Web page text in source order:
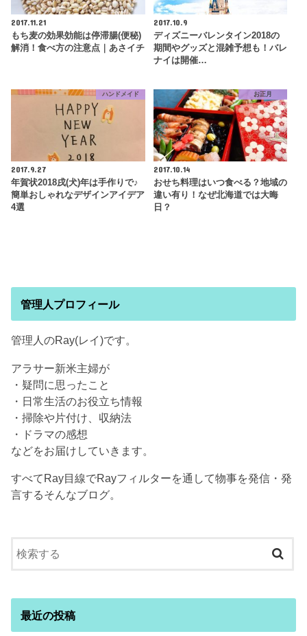
2017.11.21
もち麦の効果効能は停滞腸(便秘)
解消！食べ方の注意点｜あさイチ
2017.10.9
ディズニーバレンタイン2018の
期間やグッズと混雑予想も！バレ
ナイは開催…
ハンドメイド
2017.9.27
年賀状2018戌(犬)年は手作りで♪
簡単おしゃれなデザインアイデア
4選
お正月
2017.10.14
おせち料理はいつ食べる？地域の
違い有り！なぜ北海道では大晦
日？
管理人プロフィール
管理人のRay(レイ)です。
アラサー新米主婦が
・疑問に思ったこと
・日常生活のお役立ち情報
・掃除や片付け、収納法
・ドラマの感想
などをお届けしていきます。
すべてRay目線でRayフィルターを通して物事を発信・発
言するそんなブログ。
最近の投稿